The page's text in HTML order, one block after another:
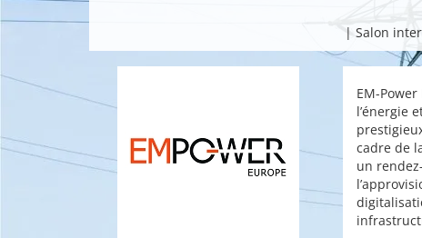
| Salon
EM-
l’énergie
cadre de
un